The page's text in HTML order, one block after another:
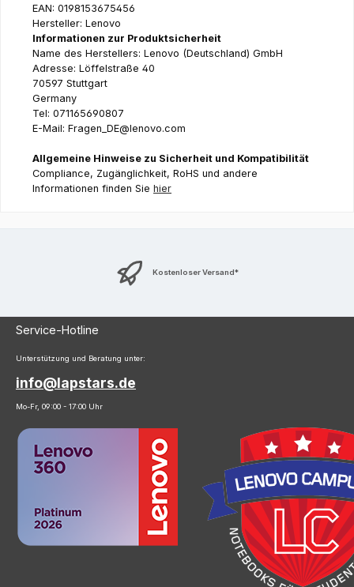
EAN: 0198153675456
Hersteller: Lenovo
Informationen zur Produktsicherheit
Name des Herstellers: Lenovo (Deutschland) GmbH
Adresse: Löffelstraße 40
70597 Stuttgart
Germany
Tel: 071165690807
E-Mail: Fragen_DE@lenovo.com
Allgemeine Hinweise zu Sicherheit und Kompatibilität
Compliance, Zugänglichkeit, RoHS und andere
Informationen finden Sie hier
Kostenloser Versand*
Service-Hotline
Unterstützung und Beratung unter:
info@lapstars.de
Mo-Fr, 09:00 - 17:00 Uhr